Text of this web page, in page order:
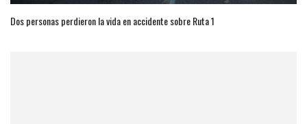
Dos personas perdieron la vida en accidente sobre Ruta 1